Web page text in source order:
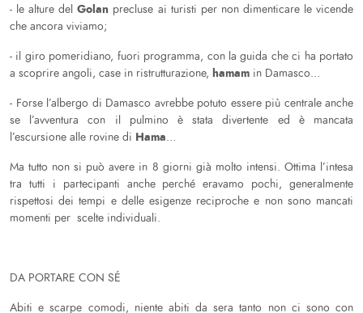
- le alture delGolan precluse ai turisti per non dimenticare le vicende
che ancora viviamo;
- il giro pomeridiano, fuori programma, con la guida che ci ha portato
a scoprire angoli, case in ristrutturazione, hamam in Damasco…
- Forse l’albergo di Damasco avrebbe potuto essere più centrale anche
se l’avventura con il pulmino è stata divertente ed è mancata
l’escursione alle rovine di Hama…
Ma tutto non si può avere in 8 giorni già molto intensi. Ottima l’intesa
tra tutti i partecipanti anche perché eravamo pochi, generalmente
rispettosi dei tempi e delle esigenze reciproche e non sono mancati
momenti per scelte individuali.
DA PORTARE CON SÉ
Abiti e scarpe comodi, niente abiti da sera tanto non ci sono con